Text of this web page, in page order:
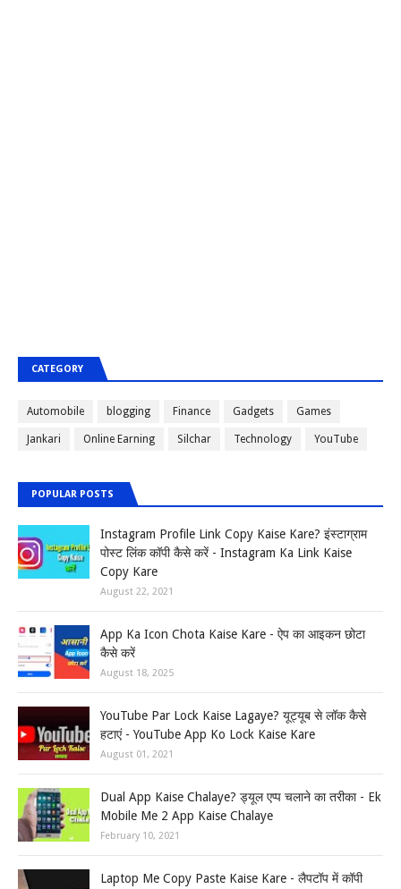
CATEGORY
Automobile blogging Finance Gadgets Games
Jankari Online Earning Silchar Technology YouTube
POPULAR POSTS
Instagram Profile Link Copy Kaise Kare? इंस्टाग्राम
पोस्ट लिंक कॉपी कैसे करें - Instagram Ka Link Kaise
Copy Kare
August 22, 2021
App Ka Icon Chota Kaise Kare - ऐप का आइकन छोटा
कैसे करें
August 18, 2025
YouTube Par Lock Kaise Lagaye? यूट्यूब से लॉक कैसे
हटाएं - YouTube App Ko Lock Kaise Kare
August 01, 2021
Dual App Kaise Chalaye? ड्यूल एप्प चलाने का तरीका - Ek
Mobile Me 2 App Kaise Chalaye
February 10, 2021
Laptop Me Copy Paste Kaise Kare - लैपटॉप में कॉपी